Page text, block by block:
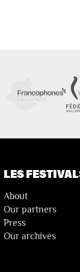
LES
About
Our partners
Press
Our archives